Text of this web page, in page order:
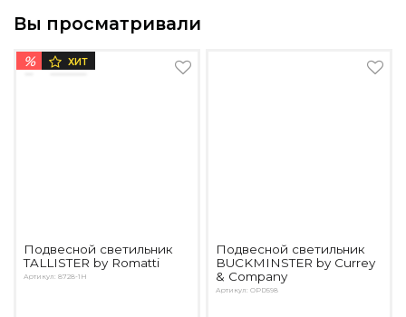
Вы просматривали
% ХИТ
Подвесной светильник
TALLISTER by Romatti
Артикул: 8728-1H
Подвесной светильник
BUCKMINSTER by Currey
& Company
Артикул: OPD598